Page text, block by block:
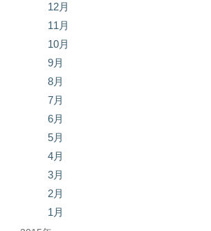
12月
11月
10月
9月
8月
7月
6月
5月
4月
3月
2月
1月